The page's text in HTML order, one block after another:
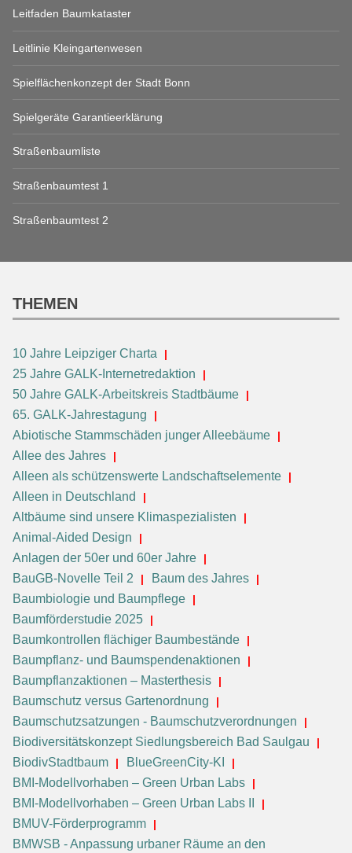
Leitfaden Baumkataster
Leitlinie Kleingartenwesen
Spielflächenkonzept der Stadt Bonn
Spielgeräte Garantieerklärung
Straßenbaumliste
Straßenbaumtest 1
Straßenbaumtest 2
THEMEN
10 Jahre Leipziger Charta
25 Jahre GALK-Internetredaktion
50 Jahre GALK-Arbeitskreis Stadtbäume
65. GALK-Jahrestagung
Abiotische Stammschäden junger Alleebäume
Allee des Jahres
Alleen als schützenswerte Landschaftselemente
Alleen in Deutschland
Altbäume sind unsere Klimaspezialisten
Animal-Aided Design
Anlagen der 50er und 60er Jahre
BauGB-Novelle Teil 2
Baum des Jahres
Baumbiologie und Baumpflege
Baumförderstudie 2025
Baumkontrollen flächiger Baumbestände
Baumpflanz- und Baumspendenaktionen
Baumpflanzaktionen – Masterthesis
Baumschutz versus Gartenordnung
Baumschutzsatzungen - Baumschutzverordnungen
Biodiversitätskonzept Siedlungsbereich Bad Saulgau
BiodivStadtbaum
BlueGreenCity-KI
BMI-Modellvorhaben – Green Urban Labs
BMI-Modellvorhaben – Green Urban Labs II
BMUV-Förderprogramm
BMWSB - Anpassung urbaner Räume an den